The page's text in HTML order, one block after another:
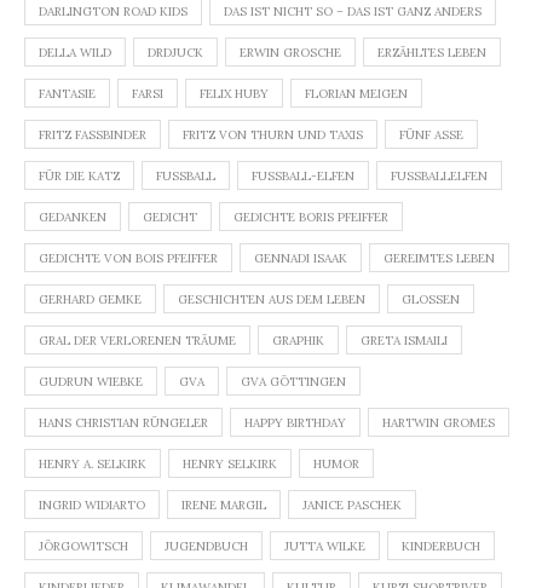
DARLINGTON ROAD KIDS DAS IST NICHT SO – DAS IST GANZ ANDERS
DELLA WILD DRDJUCK ERWIN GROSCHE ERZÄHLTES LEBEN
FANTASIE FARSI FELIX HUBY FLORIAN MEIGEN
FRITZ FASSBINDER FRITZ VON THURN UND TAXIS FÜNF ASSE
FÜR DIE KATZ FUSSBALL FUSSBALL-ELFEN FUSSBALLELFEN
GEDANKEN GEDICHT GEDICHTE BORIS PFEIFFER
GEDICHTE VON BOIS PFEIFFER GENNADI ISAAK GEREIMTES LEBEN
GERHARD GEMKE GESCHICHTEN AUS DEM LEBEN GLOSSEN
GRAL DER VERLORENEN TRÄUME GRAPHIK GRETA ISMAILI
GUDRUN WIEBKE GVA GVA GÖTTINGEN
HANS CHRISTIAN RÜNGELER HAPPY BIRTHDAY HARTWIN GROMES
HENRY A. SELKIRK HENRY SELKIRK HUMOR
INGRID WIDIARTO IRENE MARGIL JANICE PASCHEK
JÖRGOWITSCH JUGENDBUCH JUTTA WILKE KINDERBUCH